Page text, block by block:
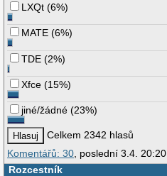
LXQt (6%)
MATE (6%)
TDE (2%)
Xfce (15%)
jiné/žádné (23%)
Celkem 2342 hlasů
Komentářů: 30 , poslední 3.4. 20:20
Rozcestník